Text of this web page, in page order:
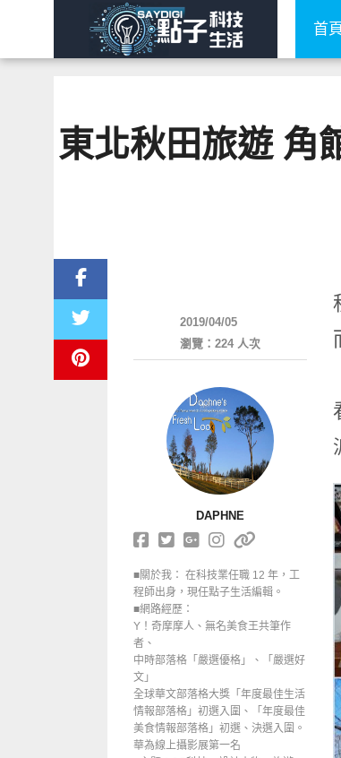
首
東北秋田旅遊 角
2019/04/05
瀏覽：224 人次
DAPHNE
■關於我： 在科技業任職 12 年，工
程師出身，現任點子生活編輯。
■網路經歷：
Y！奇摩摩人、無名美食王共筆作
者、
中時部落格「嚴選優格」、「嚴選好
文」
全球華文部落格大獎「年度最佳生活
情報部落格」初選入圍、「年度最佳
美食情報部落格」初選、決選入圍。
華為線上攝影展第一名